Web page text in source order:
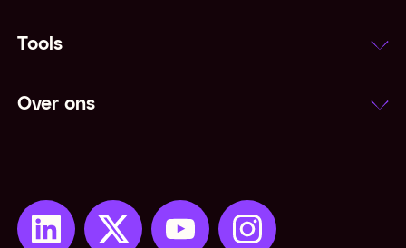
Notering
Tools
Over ons